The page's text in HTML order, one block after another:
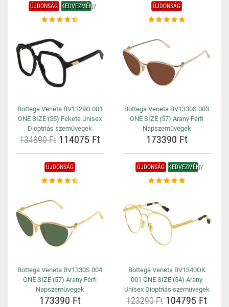
ÚJDONSÁG KEDVEZMÉNY
Bottega Veneta BV1329O 001
ONE SIZE (55) Fekete Unisex
Dioptriás szemüvegek
134890 Ft 114075 Ft
ÚJDONSÁG
Bottega Veneta BV1330S 003
ONE SIZE (57) Arany Férfi
Napszemüvegek
173390 Ft
ÚJDONSÁG
Bottega Veneta BV1330S 004
ONE SIZE (57) Arany Férfi
Napszemüvegek
173390 Ft
ÚJDONSÁG KEDVEZMÉNY
Bottega Veneta BV1340OK
001 ONE SIZE (54) Arany
Unisex Dioptriás szemüvegek
123290 Ft 104795 Ft